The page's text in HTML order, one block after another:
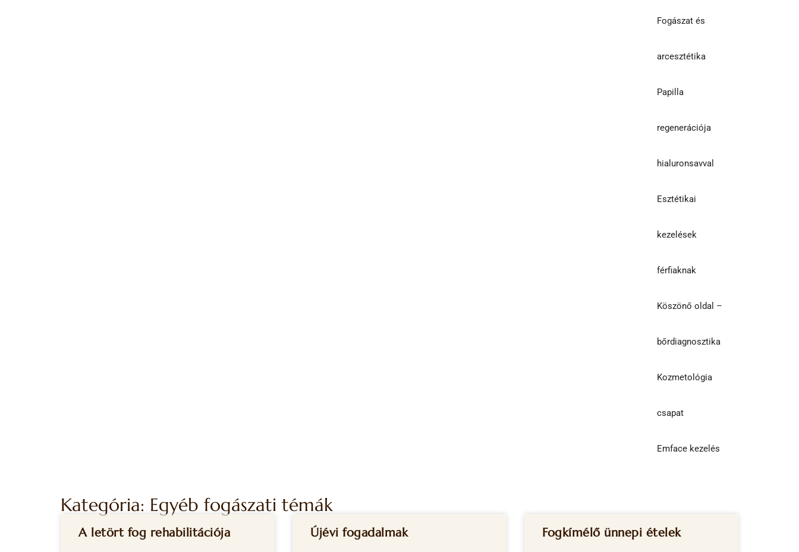
Fogászat és
arcesztétika
Papilla
regenerációja
hialuronsavval
Esztétikai
kezelések
férfiaknak
Köszönő oldal –
bőrdiagnosztika
Kozmetológia
csapat
Emface kezelés
Kategória: Egyéb fogászati témák
A letört fog rehabilitációja Újévi fogadalmak Fogkímélő ünnepi ételek